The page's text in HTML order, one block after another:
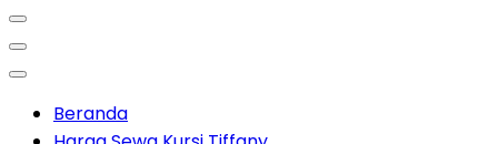
Beranda